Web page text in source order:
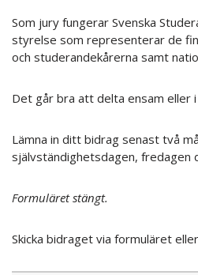
Som jury fungerar Svenska
styrelse som representerar de
och studerandekårerna samt
Det går bra att delta ensam eller i
Lämna in ditt bidrag senast två
självständighetsdagen, fredagen
Formuläret stängt.
Skicka bidraget via formuläret